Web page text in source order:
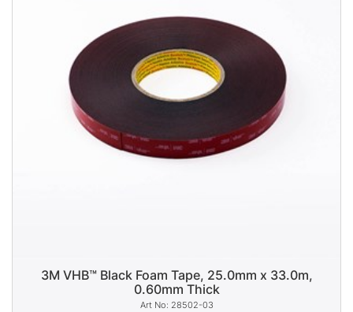
3M VHB™ Black Foam Tape, 25.0mm x 33.0m,
0.60mm Thick
28502-03